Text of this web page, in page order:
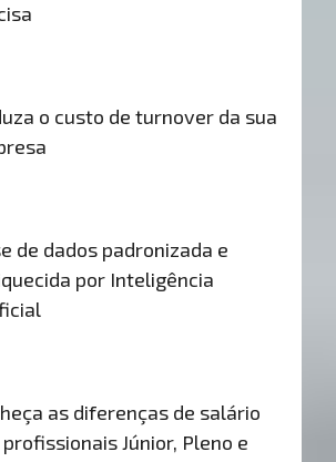
o custo de turnover da sua
de dados padronizada e
por Inteligência
as diferenças de salário
Júnior, Pleno e